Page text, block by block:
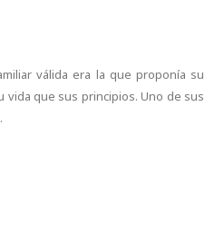
válida era la que proponía su
vida que sus principios. Uno de sus